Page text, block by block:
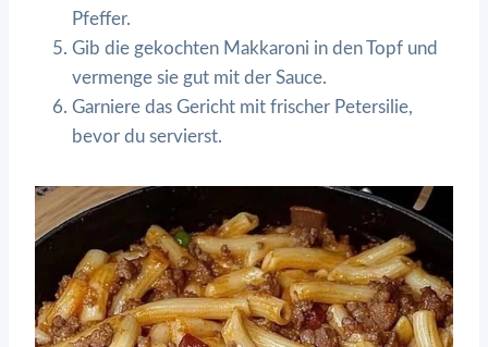
Pfeffer.
Gib die gekochten Makkaroni in den Topf und
vermenge sie gut mit der Sauce.
Garniere das Gericht mit frischer Petersilie,
bevor du servierst.